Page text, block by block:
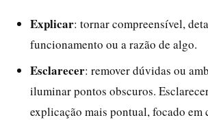
Explicar: tornar compreensível,
funcionamento ou a razão de algo.
Esclarecer: remover dúvidas ou
iluminar pontos obscuros.
explicação mais pontual, focado em